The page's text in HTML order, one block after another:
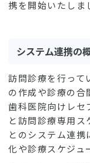
携を開始いたしま
システム連携の
訪問診療を行って
の作成や診療の合
歯科医院向けレセ
と訪問診療専用ス
とのシステム連
化や診療スケジュ